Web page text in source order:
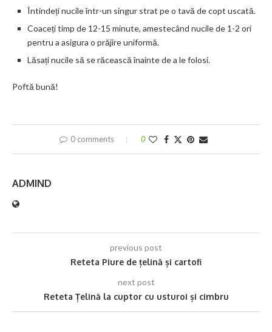
Întindeți nucile într-un singur strat pe o tavă de copt uscată.
Coaceți timp de 12-15 minute, amestecând nucile de 1-2 ori
pentru a asigura o prăjire uniformă.
Lăsați nucile să se răcească înainte de a le folosi.
Poftă bună!
0 comments 0
ADMIND
previous post
Reteta Piure de țelină și cartofi
next post
Reteta Țelină la cuptor cu usturoi și cimbru